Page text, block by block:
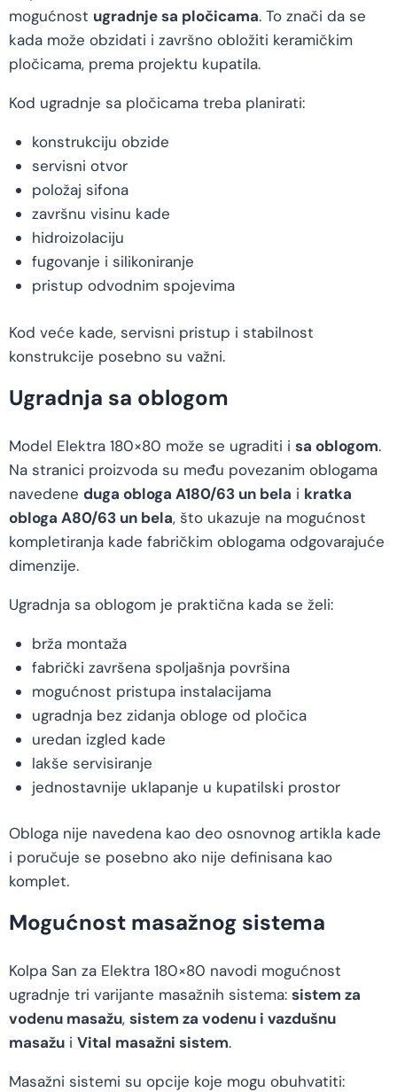
mogućnost ugradnje sa pločicama. To znači da se
kada može obzidati i završno obložiti keramičkim
pločicama, prema projektu kupatila.
Kod ugradnje sa pločicama treba planirati:
konstrukciju obzide
servisni otvor
položaj sifona
završnu visinu kade
hidroizolaciju
fugovanje i silikoniranje
pristup odvodnim spojevima
Kod veće kade, servisni pristup i stabilnost
konstrukcije posebno su važni.
Ugradnja sa oblogom
Model Elektra 180×80 može se ugraditi i sa oblogom.
Na stranici proizvoda su među povezanim oblogama
navedene duga obloga A180/63 un bela i kratka
obloga A80/63 un bela, što ukazuje na mogućnost
kompletiranja kade fabričkim oblogama odgovarajuće
dimenzije.
Ugradnja sa oblogom je praktična kada se želi:
brža montaža
fabrički završena spoljašnja površina
mogućnost pristupa instalacijama
ugradnja bez zidanja obloge od pločica
uredan izgled kade
lakše servisiranje
jednostavnije uklapanje u kupatilski prostor
Obloga nije navedena kao deo osnovnog artikla kade
i poručuje se posebno ako nije definisana kao
komplet.
Mogućnost masažnog sistema
Kolpa San za Elektra 180×80 navodi mogućnost
ugradnje tri varijante masažnih sistema: sistem za
vodenu masažu, sistem za vodenu i vazdušnu
masažu i Vital masažni sistem.
Masažni sistemi su opcije koje mogu obuhvatiti: